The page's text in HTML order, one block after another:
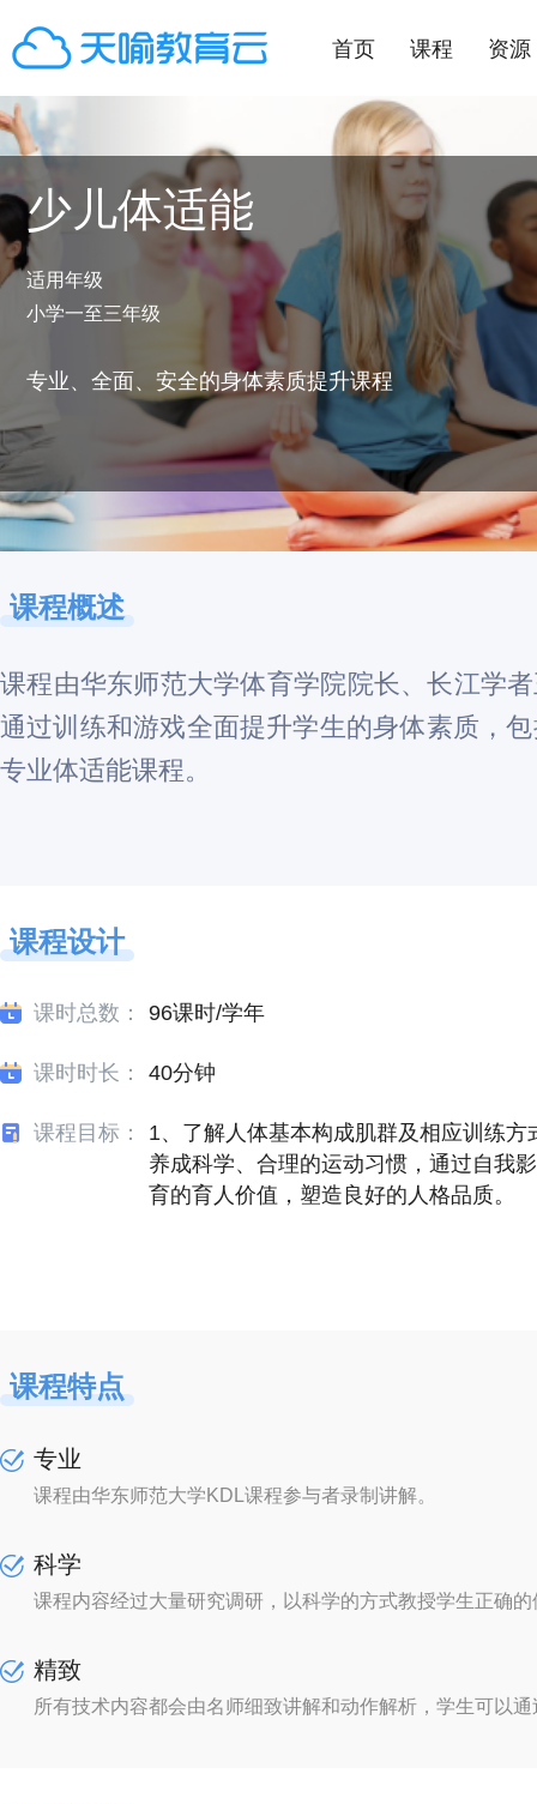
首页 课程 资源
少儿体适能
适用年级
小学一至三年级
专业、全面、安全的身体素质提升课程
课程概述
课程由华东师范大学体育学院院长、长江学
通过训练和游戏全面提升学生的身体素质，
专业体适能课程。
课程设计
课时总数： 96课时/学年
课时时长： 40分钟
课程目标：
1、了解人体基本构成肌群及相应训练
养成科学、合理的运动习惯，通过自我
育的育人价值，塑造良好的人格品质。
课程特点
专业
课程由华东师范大学KDL课程参与者录制讲解。
科学
课程内容经过大量研究调研，以科学的方式教授学生正确
精致
所有技术内容都会由名师细致讲解和动作解析，学生可以